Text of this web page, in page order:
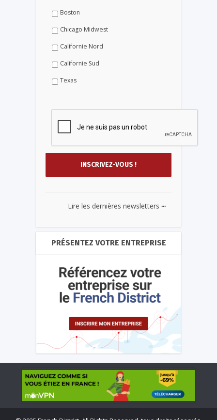
Boston
Chicago Midwest
Californie Nord
Californie Sud
Texas
Lire les dernières newsletters ...
PRÉSENTEZ VOTRE ENTREPRISE